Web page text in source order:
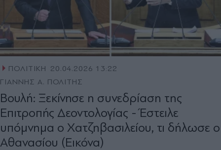
ΠΟΛΙΤΙΚΗ
20.04.2026 13:22
ΓΙΑΝΝΗΣ Α. ΠΟΛΙΤΗΣ
Βουλή: Ξεκίνησε η συνεδρίαση της
Επιτροπής Δεοντολογίας - Έστειλε
υπόμνημα ο Χατζηβασιλείου, τι δήλωσε ο
Αθανασίου (Εικόνα)